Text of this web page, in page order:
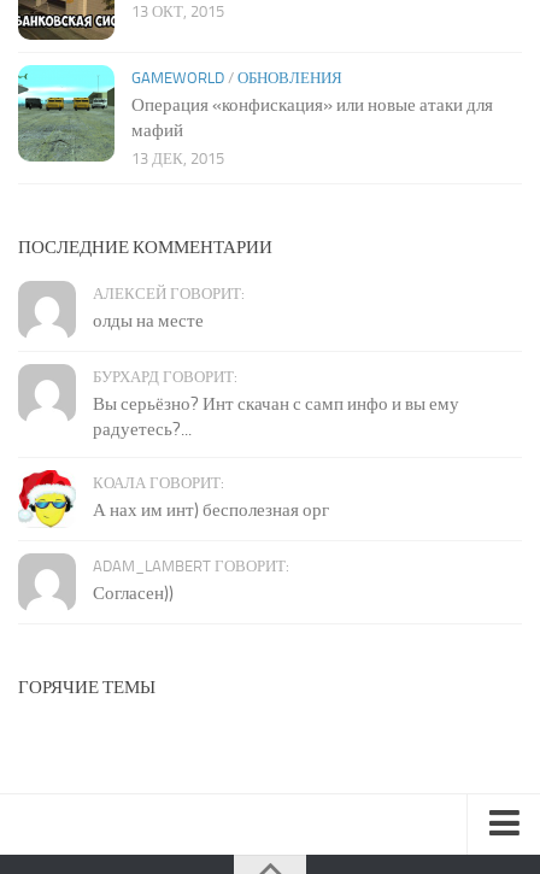
13 ОКТ, 2015
GAMEWORLD / ОБНОВЛЕНИЯ
Операция «конфискация» или новые атаки для
мафий
13 ДЕК, 2015
ПОСЛЕДНИЕ КОММЕНТАРИИ
АЛЕКСЕЙ ГОВОРИТ:
олды на месте
БУРХАРД ГОВОРИТ:
Вы серьёзно? Инт скачан с самп инфо и вы ему
радуетесь?...
КОАЛА ГОВОРИТ:
А нах им инт) бесполезная орг
ADAM_LAMBERT ГОВОРИТ:
Согласен))
ГОРЯЧИЕ ТЕМЫ